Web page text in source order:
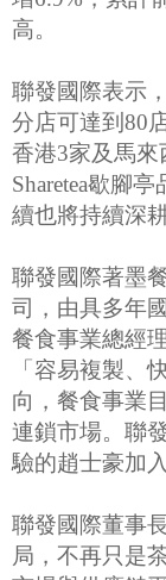
高。
聯發國際表示
分店可達到80
香港3家及馬來
Sharetea歇腳
續也將持續深
聯發國際著墨
司，由具多年
餐食事業總經
「容易複製、
向，餐食事業
連鎖市場。聯
驗的趙士豪加
聯發國際董事
局，不再只是